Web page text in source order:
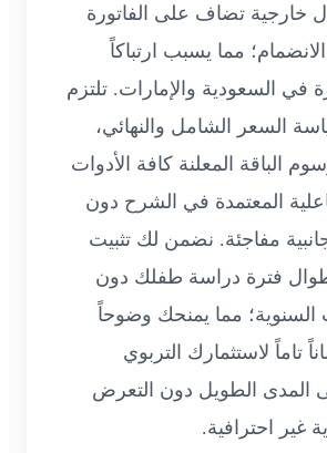
خارجية تضاف على الفاتورة
مما يسبب ارتباكاً
في السعودية والإمارات. تلتزم
السعر الشامل والنهائي،
الباقة المعلنة كافة الأدوات
المعتمدة في الشرح دون
مفاجئة. نضمن لك تثبيت
فترة دراسة طفلك دون
السنوية؛ مما يمنحك وضوحاً
تاماً لاستثمارك التربوي
المدى الطويل دون التعرض
غير احترافية.